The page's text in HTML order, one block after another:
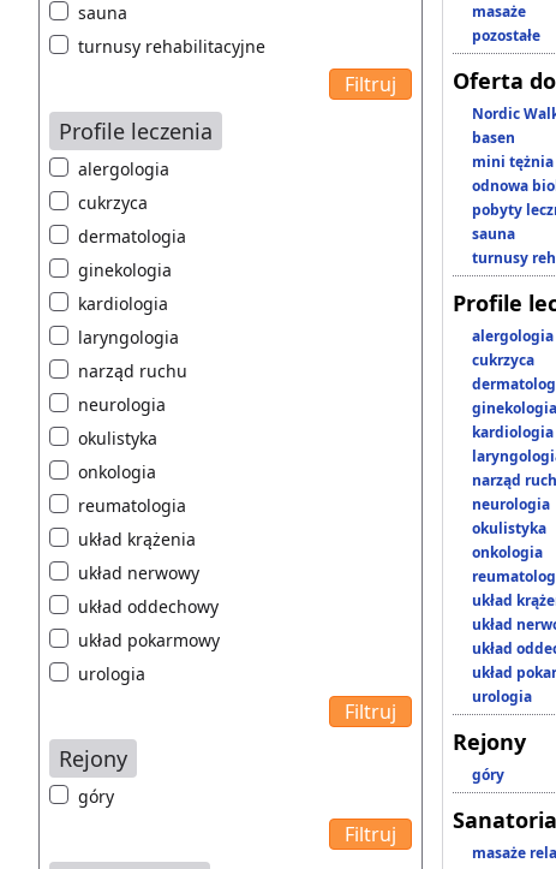
sauna
turnusy rehabilitacyjne
Profile leczenia
alergologia
cukrzyca
dermatologia
ginekologia
kardiologia
laryngologia
narząd ruchu
neurologia
okulistyka
onkologia
reumatologia
układ krążenia
układ nerwowy
układ oddechowy
układ pokarmowy
urologia
Rejony
góry
masaże
pozostałe
Oferta
Nordic
basen
mini
odnowa
pobyty
sauna
turnusy
Profile
alergologia
cukrzyca
ginekologia
kardiologia
narząd
neurologia
okulistyka
onkologia
układ
układ
układ
układ
urologia
Rejony
góry
Sanatoria
masaże